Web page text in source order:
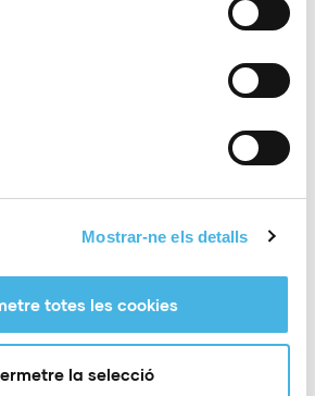
Mostrar-ne els detalls
totes les cookies
la selecció
obra l’ascens a Asobal
València tornarà a acollir
El PAS Alcoi acomiada a
dos dels seus herois
d’Europa
21 de maig de 2026